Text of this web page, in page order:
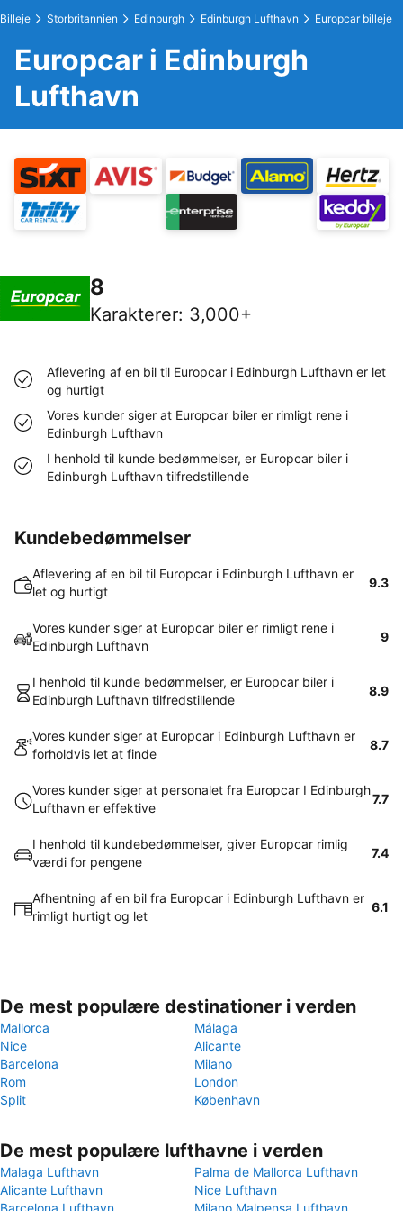
Billeje Storbritannien Edinburgh Edinburgh Lufthavn Europcar billeje
Europcar i Edinburgh
Lufthavn
8
Karakterer: 3,000+
Aflevering af en bil til Europcar i Edinburgh Lufthavn er let
og hurtigt
Vores kunder siger at Europcar biler er rimligt rene i
Edinburgh Lufthavn
I henhold til kunde bedømmelser, er Europcar biler i
Edinburgh Lufthavn tilfredstillende
Kundebedømmelser
Aflevering af en bil til Europcar i Edinburgh Lufthavn er
let og hurtigt
9.3
Vores kunder siger at Europcar biler er rimligt rene i
Edinburgh Lufthavn
9
I henhold til kunde bedømmelser, er Europcar biler i
Edinburgh Lufthavn tilfredstillende
8.9
Vores kunder siger at Europcar i Edinburgh Lufthavn er
forholdvis let at finde
8.7
Vores kunder siger at personalet fra Europcar I Edinburgh
Lufthavn er effektive
7.7
I henhold til kundebedømmelser, giver Europcar rimlig
værdi for pengene
7.4
Afhentning af en bil fra Europcar i Edinburgh Lufthavn er
rimligt hurtigt og let
6.1
De mest populære destinationer i verden
Mallorca
Málaga
Nice
Alicante
Barcelona
Milano
Rom
London
Split
København
De mest populære lufthavne i verden
Malaga Lufthavn
Palma de Mallorca Lufthavn
Alicante Lufthavn
Nice Lufthavn
Barcelona Lufthavn
Milano Malpensa Lufthavn